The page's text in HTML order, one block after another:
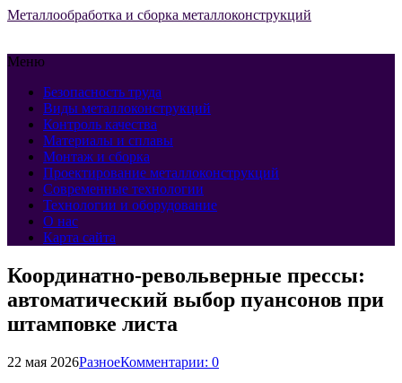
Металлообработка и сборка металлоконструкций
Меню
Безопасность труда
Виды металлоконструкций
Контроль качества
Материалы и сплавы
Монтаж и сборка
Проектирование металлоконструкций
Современные технологии
Технологии и оборудование
О нас
Карта сайта
Координатно-револьверные прессы:
автоматический выбор пуансонов при
штамповке листа
22 мая 2026РазноеКомментарии: 0